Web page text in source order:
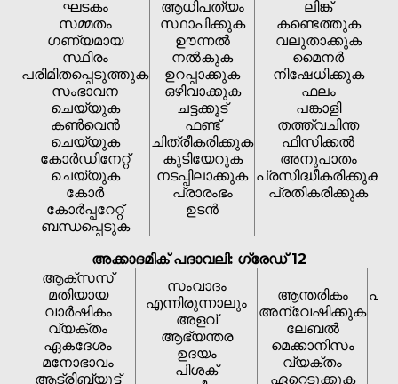
ഘടകം
സമ്മതം
ഗണ്യമായ
സ്ഥിരം
പരിമിതപ്പെടുത്തുക
സംഭാവന
ചെയ്യുക
കൺവെൻ
ചെയ്യുക
കോർഡിനേറ്റ്
ചെയ്യുക
കോർ
കോർപ്പറേറ്റ്
ബന്ധപ്പെടുക
ആധിപത്യം
സ്ഥാപിക്കുക
ഊന്നൽ
നൽകുക
ഉറപ്പാക്കുക
ഒഴിവാക്കുക
ചട്ടക്കൂട്
ഫണ്ട്
ചിത്രീകരിക്കുക
കുടിയേറുക
നടപ്പിലാക്കുക
പ്രാരംഭം
ഉടൻ
ലിങ്ക്
കണ്ടെത്തുക
വലുതാക്കുക
മൈനർ
നിഷേധിക്കുക
ഫലം
പങ്കാളി
തത്ത്വചിന്ത
ഫിസിക്കൽ
അനുപാതം
പ്രസിദ്ധീകരിക്കുക
പ്രതികരിക്കുക
അക്കാദമിക് പദാവലി: ഗ്രേഡ് 12
ആക്സസ്
മതിയായ
വാർഷികം
വ്യക്തം
ഏകദേശം
മനോഭാവം
ആട്രിബ്യൂട്ട്
സംവാദം
എന്നിരുന്നാലും
അളവ്
ആഭ്യന്തര
ഉദയം
പിശക്
ആന്തരികം
അന്വേഷിക്കുക
ലേബൽ
മെക്കാനിസം
വ്യക്തം
ഏറ്റെടുക്കുക